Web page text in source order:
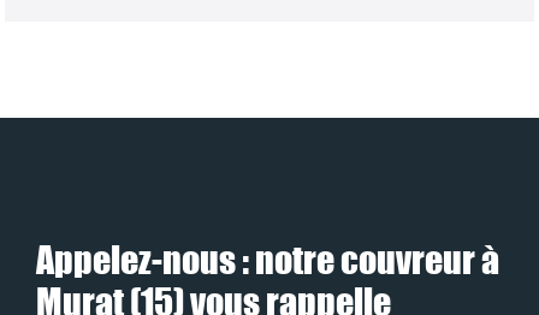
Appelez-nous : notre couvreur à
Murat (15) vous rappelle